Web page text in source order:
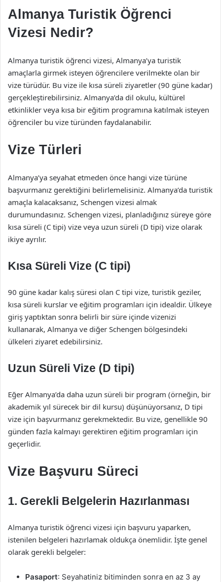
Almanya Turistik Öğrenci
Vizesi Nedir?
Almanya turistik öğrenci vizesi, Almanya’ya turistik
amaçlarla girmek isteyen öğrencilere verilmekte olan bir
vize türüdür. Bu vize ile kısa süreli ziyaretler (90 güne kadar)
gerçekleştirebilirsiniz. Almanya’da dil okulu, kültürel
etkinlikler veya kısa bir eğitim programına katılmak isteyen
öğrenciler bu vize türünden faydalanabilir.
Vize Türleri
Almanya’ya seyahat etmeden önce hangi vize türüne
başvurmanız gerektiğini belirlemelisiniz. Almanya’da turistik
amaçla kalacaksanız, Schengen vizesi almak
durumundasınız. Schengen vizesi, planladığınız süreye göre
kısa süreli (C tipi) vize veya uzun süreli (D tipi) vize olarak
ikiye ayrılır.
Kısa Süreli Vize (C tipi)
90 güne kadar kalış süresi olan C tipi vize, turistik geziler,
kısa süreli kurslar ve eğitim programları için idealdir. Ülkeye
giriş yaptıktan sonra belirli bir süre içinde vizenizi
kullanarak, Almanya ve diğer Schengen bölgesindeki
ülkeleri ziyaret edebilirsiniz.
Uzun Süreli Vize (D tipi)
Eğer Almanya’da daha uzun süreli bir program (örneğin, bir
akademik yıl sürecek bir dil kursu) düşünüyorsanız, D tipi
vize için başvurmanız gerekmektedir. Bu vize, genellikle 90
günden fazla kalmayı gerektiren eğitim programları için
geçerlidir.
Vize Başvuru Süreci
1. Gerekli Belgelerin Hazırlanması
Almanya turistik öğrenci vizesi için başvuru yaparken,
istenilen belgeleri hazırlamak oldukça önemlidir. İşte genel
olarak gerekli belgeler:
Pasaport: Seyahatiniz bitiminden sonra en az 3 ay